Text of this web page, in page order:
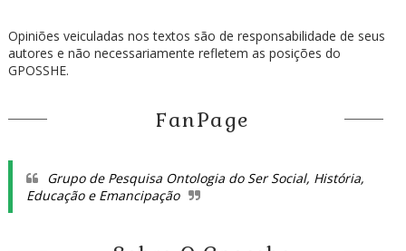
Opiniões veiculadas nos textos são de responsabilidade de seus
autores e não necessariamente refletem as posições do
GPOSSHE.
FanPage
Grupo de Pesquisa Ontologia do Ser Social, História,
Educação e Emancipação